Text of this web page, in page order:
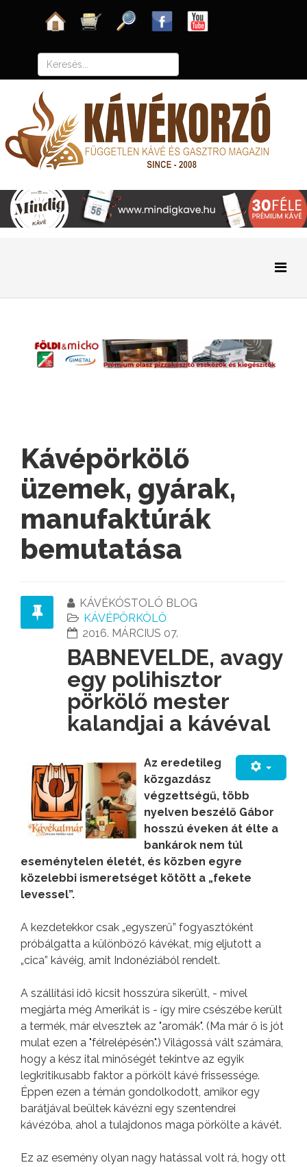
Kávépörkölő
üzemek, gyárak,
manufaktúrák
bemutatása
KÁVÉKÓSTOLÓ BLOG
KÁVÉPÖRKÖLŐ
2016. MÁRCIUS 07.
BABNEVELDE, avagy
egy polihisztor
pörkölő mester
kalandjai a kávéval
Az eredetileg
közgazdász
végzettségű, több
nyelven beszélő Gábor
hosszú éveken át élte a
bankárok nem túl
eseménytelen életét, és közben egyre
közelebbi ismeretséget kötött a „fekete
levessel”.
A kezdetekkor csak „egyszerű” fogyasztóként
próbálgatta a különböző kávékat, míg eljutott a
„cica” kávéig, amit Indonéziából rendelt.
A szállítási idő kicsit hosszúra sikerült, - mivel
megjárta még Amerikát is - így mire csészébe került
a termék, már elvesztek az "aromák". (Ma már ő is jót
mulat ezen a "félrelépésén".) Világossá vált számára,
hogy a kész ital minőségét tekintve az egyik
legkritikusabb faktor a pörkölt kávé frissessége.
Éppen ezen a témán gondolkodott, amikor egy
barátjával beültek kávézni egy szentendrei
kávézóba, ahol a tulajdonos maga pörkölte a kávét.
Ez az esemény olyan nagy hatással volt rá, hogy ott